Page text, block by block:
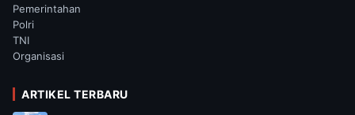
Pemerintahan
Polri
TNI
Organisasi
ARTIKEL TERBARU